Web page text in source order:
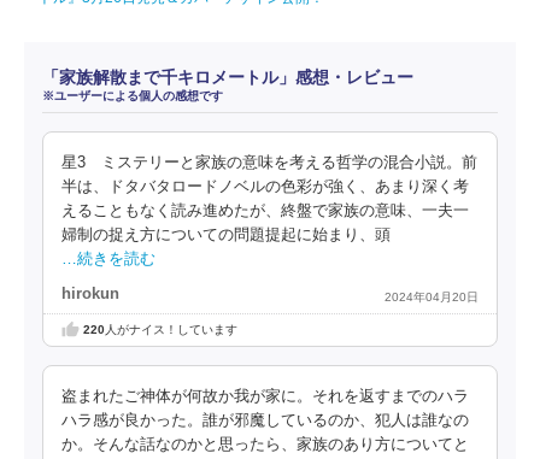
「家族解散まで千キロメートル」感想・レビュー
※ユーザーによる個人の感想です
星3 ミステリーと家族の意味を考える哲学の混合小説。前
半は、ドタバタロードノベルの色彩が強く、あまり深く考
えることもなく読み進めたが、終盤で家族の意味、一夫一
婦制の捉え方についての問題提起に始まり、頭
…続きを読む
hirokun 2024年04月20日
220人がナイス！しています
盗まれたご神体が何故か我が家に。それを返すまでのハラ
ハラ感が良かった。誰が邪魔しているのか、犯人は誰なの
か。そんな話なのかと思ったら、家族のあり方についてと